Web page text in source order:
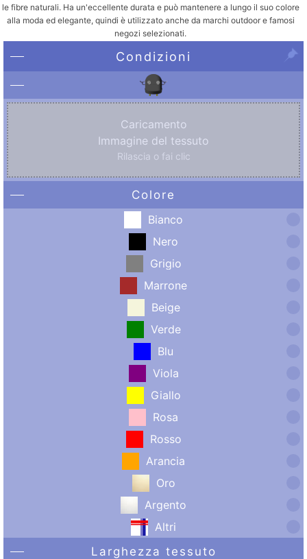
le fibre naturali. Ha un'eccellente durata e può mantenere a lungo il suo colore
alla moda ed elegante, quindi è utilizzato anche da marchi outdoor e famosi
negozi selezionati.
Condizioni
Caricamento
Immagine del tessuto
Rilascia o fai clic
Colore
Bianco
Nero
Grigio
Marrone
Beige
Verde
Blu
Viola
Giallo
Rosa
Rosso
Arancia
Oro
Argento
Altri
Larghezza tessuto